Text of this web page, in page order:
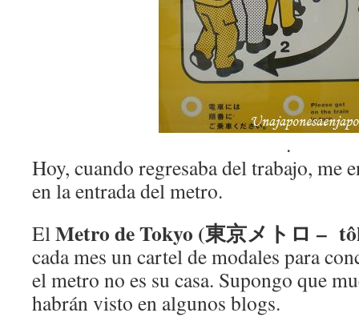
.
Hoy, cuando regresaba del trabajo, me
en la entrada del metro.
ElMetro de Tokyo (東京メトロ –
cada mes un cartel de modales para
el metro no es su casa. Supongo que
habrán visto en algunos blogs.